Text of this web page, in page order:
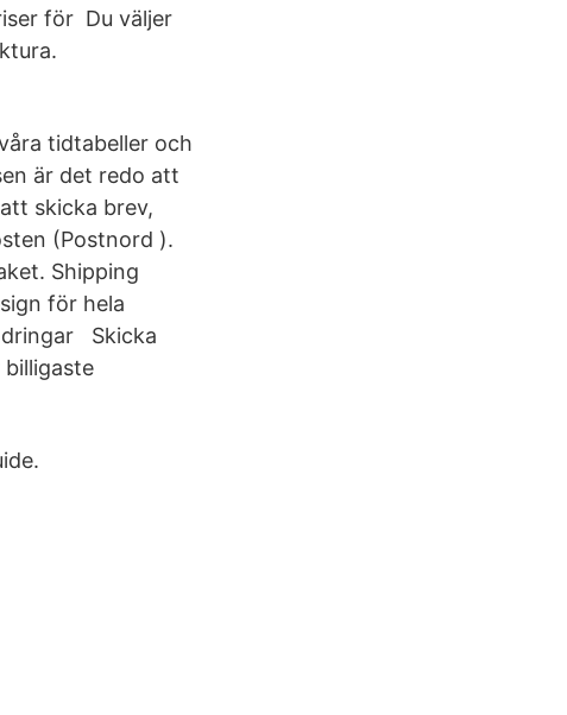
för Du väljer
tidtabeller och
är det redo att
skicka brev,
(Postnord ).
Shipping
för hela
Skicka